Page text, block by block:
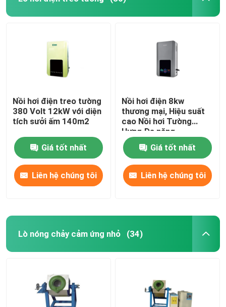
Nồi hơi điện treo tường
380 Volt 12kW với diện
tích sưởi ấm 140m2
Giá tốt nhất
Liên hệ chúng tôi
Nồi hơi điện 8kw
thương mại, Hiệu suất
cao Nồi hơi Tường
Hưng Đa năng
Giá tốt nhất
Liên hệ chúng tôi
Lò nóng chảy cảm ứng nhỏ (34)